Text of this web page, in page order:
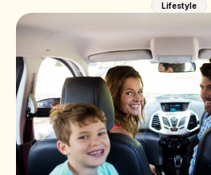
Lifestyle